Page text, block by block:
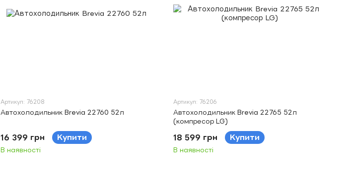
Артикул: 76208
Автохолодильник Brevia 22760 52л
16 399 грн Купити
В наявності
Артикул: 76206
Автохолодильник Brevia 22765 52л
(компресор LG)
18 599 грн Купити
В наявності